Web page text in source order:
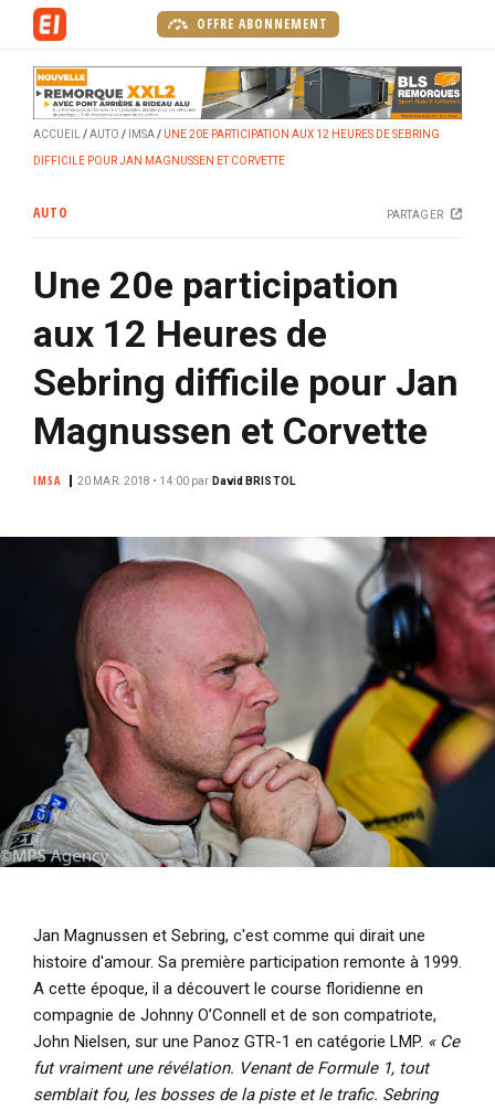
OFFRE ABONNEMENT
ACCUEIL AUTO IMSA UNE 20E PARTICIPATION AUX 12 HEURES DE SEBRING
DIFFICILE POUR JAN MAGNUSSEN ET CORVETTE
AUTO PARTAGER
Une 20e participation
aux 12 Heures de
Sebring difficile pour Jan
Magnussen et Corvette
IMSA 20 MAR. 2018 • 14:00 par David BRISTOL
Jan Magnussen et Sebring, c'est comme qui dirait une
histoire d'amour. Sa première participation remonte à 1999.
A cette époque, il a découvert le course floridienne en
compagnie de Johnny O’Connell et de son compatriote,
John Nielsen, sur une Panoz GTR-1 en catégorie LMP. « Ce
fut vraiment une révélation. Venant de Formule 1, tout
semblait fou, les bosses de la piste et le trafic. Sebring